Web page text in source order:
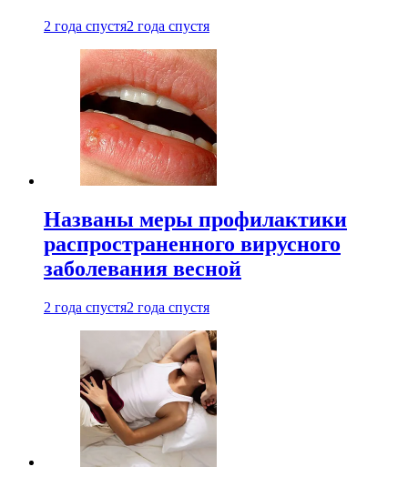
2 года спустя2 года спустя
Названы меры профилактики
распространенного вирусного
заболевания весной
2 года спустя2 года спустя